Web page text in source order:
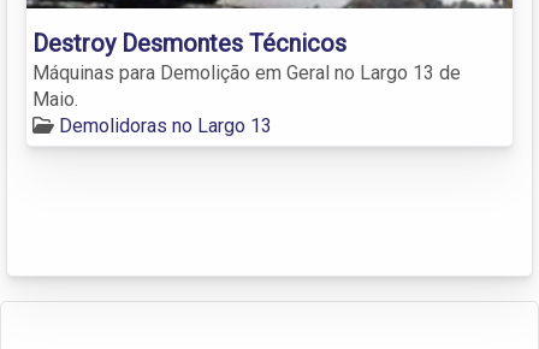
Destroy Desmontes Técnicos
Máquinas para Demolição em Geral no Largo 13 de
Maio.
Demolidoras no Largo 13